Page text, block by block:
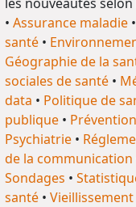
• Assurance maladie •
santé •
Géographie de la
sociales de santé •
data • Politique de
publique • Prévention
Psychiatrie •
de la communication
Sondages •
santé • Vieillissement